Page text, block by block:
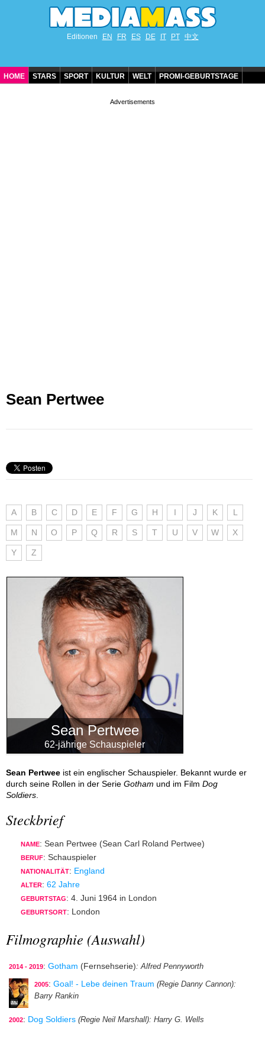
Editionen EN FR ES DE IT PT 中文
HOME STARS SPORT KULTUR WELT PROMI-GEBURTSTAGE
Sean Pertwee
A B C D E F G H I J K L
M N O P Q R S T U V W X
Y Z
Sean Pertwee
62-jährige Schauspieler
Sean Pertwee ist ein englischer Schauspieler. Bekannt wurde er
durch seine Rollen in der Serie Gotham und im Film Dog
Soldiers
Steckbrief
NAME: Sean Pertwee (Sean Carl Roland Pertwee)
BERUF: Schauspieler
NATIONALITÄT: England
ALTER: 62 Jahre
GEBURTSTAG: 4. Juni 1964 in London
GEBURTSORT: London
Filmographie (Auswahl)
2014 - 2019: Gotham (Fernsehserie): Alfred Pennyworth
2005: Goal! - Lebe deinen Traum (Regie Danny Cannon):
Barry Rankin
2002: Dog Soldiers (Regie Neil Marshall): Harry G. Wells